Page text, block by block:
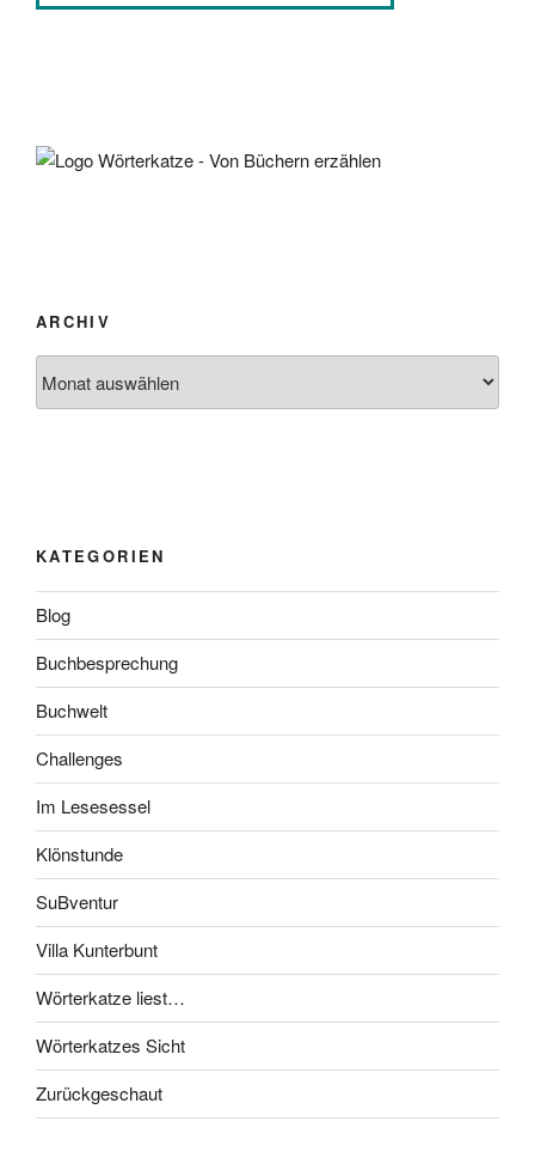
ARCHIV
KATEGORIEN
Blog
Buchbesprechung
Buchwelt
Challenges
Im Lesesessel
Klönstunde
SuBventur
Villa Kunterbunt
Wörterkatze liest…
Wörterkatzes Sicht
Zurückgeschaut